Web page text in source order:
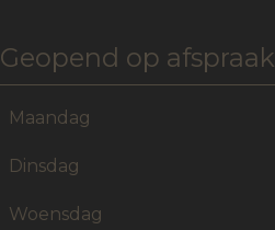
Geopend op afspraak
Maandag
Dinsdag
Woensdag